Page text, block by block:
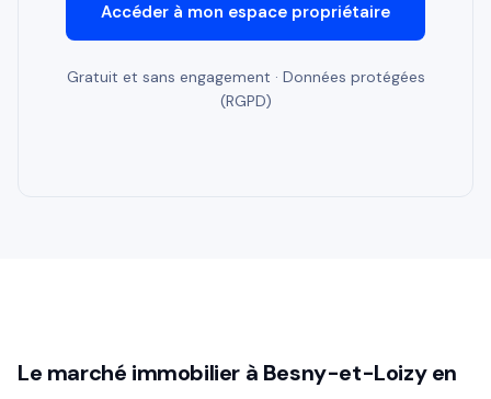
Accéder à mon espace propriétaire
Gratuit et sans engagement · Données protégées
(RGPD)
Le marché immobilier à Besny-et-Loizy en